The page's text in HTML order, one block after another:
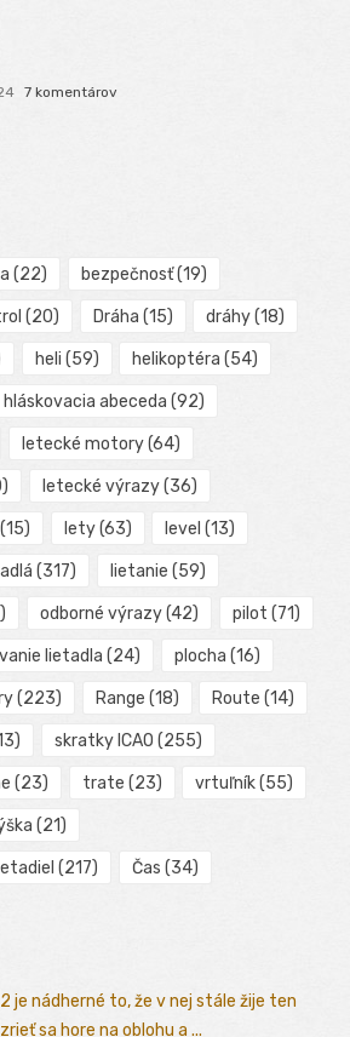
7 komentárov
(22) bezpečnosť(19)
(20) Dráha (15) dráhy(18)
heli (59) helikoptéra (54)
hláskovacia abeceda (92)
letecké motory(64)
letecké výrazy(36)
(15) lety(63) level (13)
(317) lietanie (59)
odborné výrazy(42) pilot (71)
lietadla (24) plocha (16)
(223) Range (18) Route (14)
skratky ICAO (255)
(23) trate (23) vrtuľník(55)
(21)
(217) Čas (34)
je nádherné to, že v nej stále žije ten
sa hore na oblohu a ...